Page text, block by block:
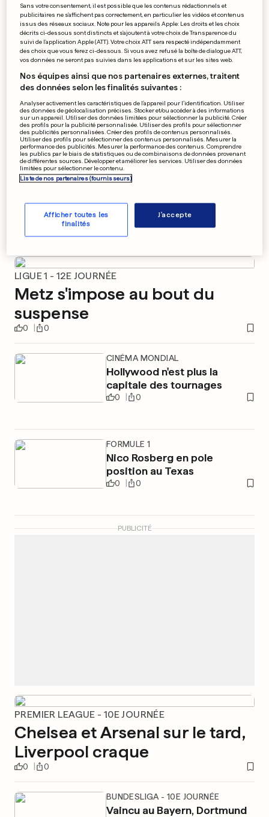
EN FRANCE
Violentes manifs à la suite de
la mort de Rémi Fraisse
0 0
PUBLICITÉ
LIGUE 1 - 12E JOURNÉE
Metz s'impose au bout du
suspense
0 0
CINÉMA MONDIAL
Hollywood n'est plus la
capitale des tournages
0 0
FORMULE 1
Nico Rosberg en pole
position au Texas
0 0
PUBLICITÉ
PREMIER LEAGUE - 10E JOURNÉE
Chelsea et Arsenal sur le tard,
Liverpool craque
0 0
BUNDESLIGA - 10E JOURNÉE
Vaincu au Bayern, Dortmund
Sans votre consentement, il est possible que les contenus rédactionnels et
publicitaires ne s'affichent pas correctement, en particulier les vidéos et contenus
issus des réseaux sociaux. Note pour les appareils Apple: Les droits et les choix
décrits ci-dessous sont distincts et s'ajoutent à votre choix de Transparence du
suivi de l'application Apple (ATT). Votre choix ATT sera respecté indépendamment
des choix que vous ferez ci-dessous. Si vous avez refusé la boîte de dialogue ATT,
vos données ne seront pas suivies dans les applications et sur les sites web.
Nos équipes ainsi que nos partenaires externes, traitent
des données selon les finalités suivantes :
Analyser activement les caractéristiques de l’appareil pour l’identification. Utiliser
des données de géolocalisation précises. Stocker et/ou accéder à des informations
sur un appareil. Utiliser des données limitées pour sélectionner la publicité. Créer
des profils pour la publicité personnalisée. Utiliser des profils pour sélectionner
des publicités personnalisées. Créer des profils de contenus personnalisés.
Utiliser des profils pour sélectionner des contenus personnalisés. Mesurer la
performance des publicités. Mesurer la performance des contenus. Comprendre
les publics par le biais de statistiques ou de combinaisons de données provenant
de différentes sources. Développer et améliorer les services. Utiliser des données
limitées pour sélectionner le contenu.
Liste de nos partenaires (fournisseurs)
Afficher toutes les
finalités
J'accepte